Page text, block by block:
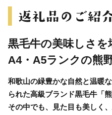
黒毛牛の美味しさ
A4・A5ランクの熊
和歌山の緑豊かな自然と温暖
られた高級ブランド黒毛牛「熊
その中でも、見た目も美しく